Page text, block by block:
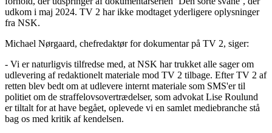
udkom i maj 2024. TV 2 har ikke modtaget yderligere oplysninger
fra NSK.
Michael Nørgaard, chefredaktør for dokumentar på TV 2, siger:
- Vi er naturligvis tilfredse med, at NSK har trukket alle sager om
udlevering af redaktionelt materiale mod TV 2 tilbage. Efter TV 2 af
retten blev bedt om at udlevere internt materiale som SMS'er til
politiet om de straffelovsovertrædelser, som advokat Lise Roulund
er tiltalt for at have begået, oplevede vi en samlet mediebranche stå
bag os med kritik af kendelsen.